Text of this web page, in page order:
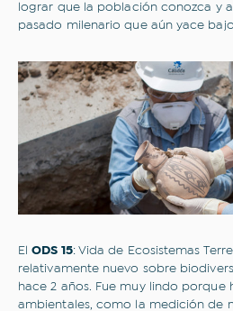
lograr que la población conozca y
pasado milenario que aún yace
ElODS 15: Vida de Ecosistemas
relativamente nuevo sobre
hace 2 años. Fue muy lindo porque
ambientales, como la medición de